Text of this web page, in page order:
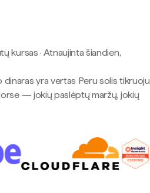
kursas · Atnaujinta šiandien,
yra vertas Peru solis tikruoju
— jokių paslėptų maržų, jokių